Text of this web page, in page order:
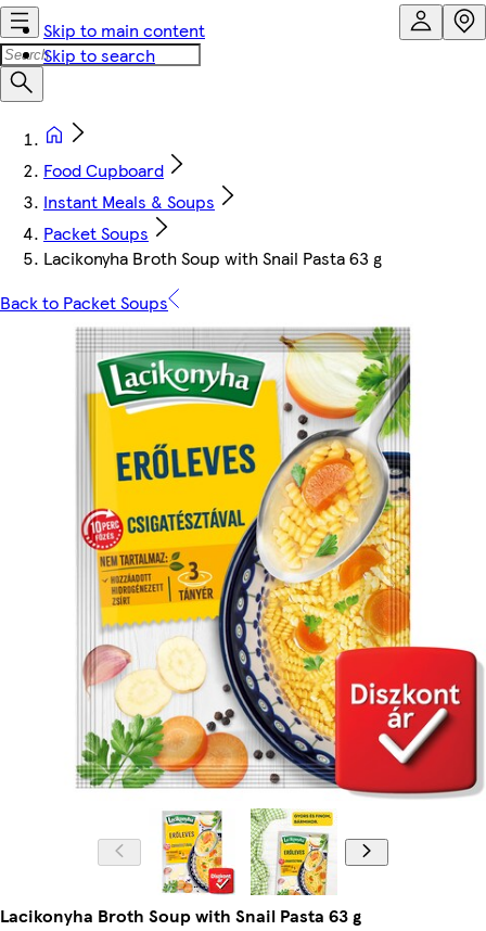
Skip to main content
Skip to search
Food Cupboard
Instant Meals & Soups
Packet Soups
Lacikonyha Broth Soup with Snail Pasta 63 g
Back to Packet Soups
Lacikonyha Broth Soup with Snail Pasta 63 g